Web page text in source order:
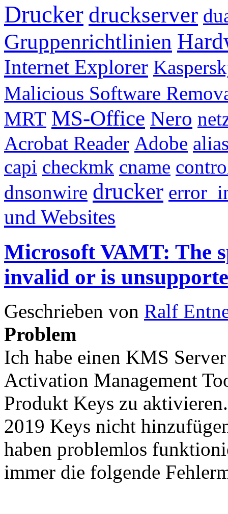
Drucker druckserver
Gruppenrichtlinien
Internet Explorer
Malicious Software
MRT MS-Office Nero
Acrobat Reader Adobe
capi checkmk cname
dnsonwire drucker
und Websites
Microsoft VAMT: The
invalid or is
Geschrieben von Ralf
Problem
Ich habe einen KMS
Activation Management
Produkt Keys zu
2019 Keys nicht
haben problemlos
immer die folgende